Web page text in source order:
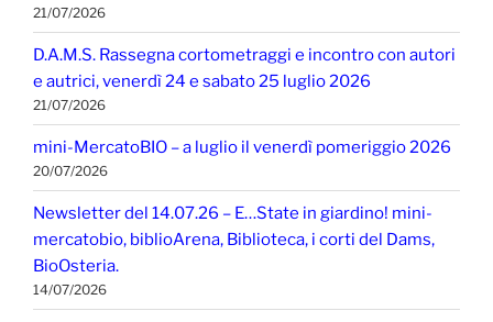
21/07/2026
D.A.M.S. Rassegna cortometraggi e incontro con autori
e autrici, venerdì 24 e sabato 25 luglio 2026
21/07/2026
mini-MercatoBIO – a luglio il venerdì pomeriggio 2026
20/07/2026
Newsletter del 14.07.26 – E…State in giardino! mini-
mercatobio, biblioArena, Biblioteca, i corti del Dams,
BioOsteria.
14/07/2026